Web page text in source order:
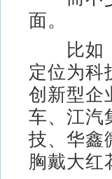
面。
比如，
定位为科
创新型企
车、江汽
技、华鑫
胸戴大红